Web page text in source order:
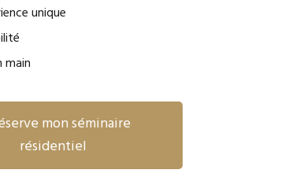
unique
main
mon séminaire
résidentiel